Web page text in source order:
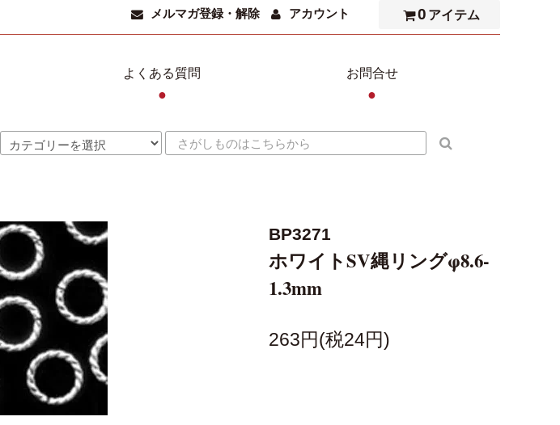
メルマガ登録・解除 アカウント 0 アイテム
よくある質問
●
お問合せ
●
BP3271
ホワイトSV縄リングφ8.6-
1.3mm
263円(税24円)